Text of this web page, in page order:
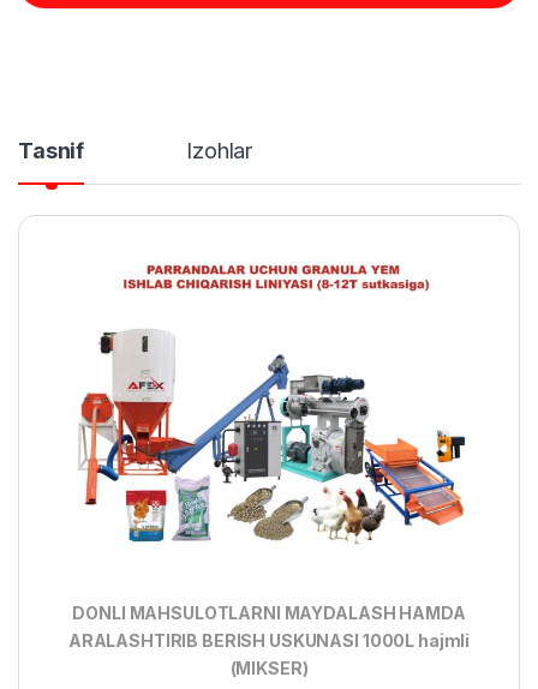
Tasnif Izohlar
DONLI MAHSULOTLARNI MAYDALASH HAMDA
ARALASHTIRIB BERISH USKUNASI 1000L hajmli
(MIKSER)